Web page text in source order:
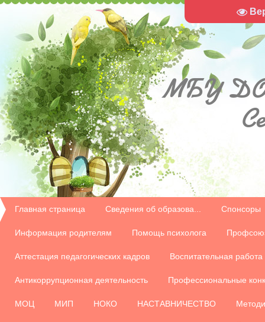
МБУ
Главная страница Сведения об образова... Спонсоры
Информация родителям Помощь психолога
Аттестация педагогических кадров Воспитательная работа
Антикоррупционная деятельность Профессиональные
МОЦ МИП НОКО НАСТАВНИЧЕСТВО